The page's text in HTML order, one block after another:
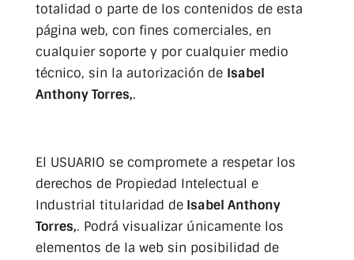
totalidad o parte de los contenidos de esta
página web, con fines comerciales, en
cualquier soporte y por cualquier medio
técnico, sin la autorización de Isabel
Anthony Torres,.
El USUARIO se compromete a respetar los
derechos de Propiedad Intelectual e
Industrial titularidad deIsabel Anthony
Torres,. Podrá visualizar únicamente los
elementos de la web sin posibilidad de